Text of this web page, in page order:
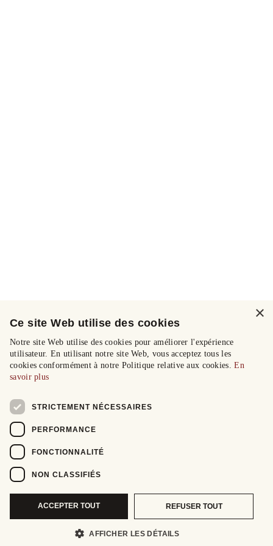
×
Ce site Web utilise des cookies
Notre site Web utilise des cookies pour améliorer l'expérience
utilisateur. En utilisant notre site Web, vous acceptez tous les
cookies conformément à notre Politique relative aux cookies.En
savoir plus
STRICTEMENT NÉCESSAIRES
PERFORMANCE
FONCTIONNALITÉ
NON CLASSIFIÉS
ACCEPTER TOUT REFUSER TOUT
AFFICHER LES DÉTAILS